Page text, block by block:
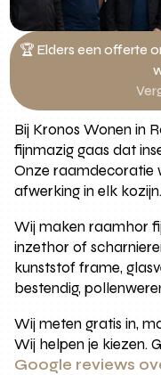
🏆 Elders een offerte
Bij Kronos Wonen in
fijnmazig gaas dat
Onze raamdecoratie
afwerking in elk kozijn.
Wij maken raamhor
inzethor of
kunststof frame,
bestendig,
Wij meten gratis in,
Wij helpen je kiezen.
Google reviews